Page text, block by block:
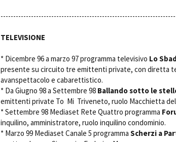
TELEVISIONE
* Dicembre 96 a marzo 97 programma televisivo  Lo
presente su circuito tre emittenti private, con diretta
avanspettacolo e cabarettistico.
* Da Giugno 98 a Settembre 98  Ballando sotto le
emittenti private To  Mi  Triveneto, ruolo Macchietta
* Settembre 98 Mediaset Rete Quattro programma
inquilino, amministratore, ruolo inquilino condominio.
* Marzo 99 Mediaset Canale 5 programma  Scherzi a